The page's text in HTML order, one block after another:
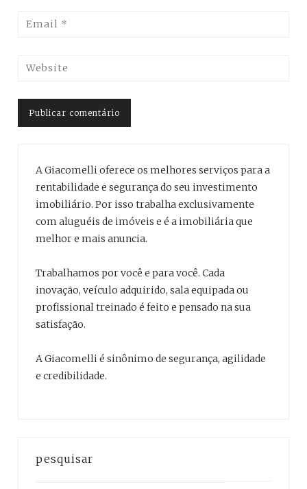
A Giacomelli oferece os melhores serviços para a
rentabilidade e segurança do seu investimento
imobiliário. Por isso trabalha exclusivamente
com aluguéis de imóveis e é a imobiliária que
melhor e mais anuncia.
Trabalhamos por você e para você. Cada
inovação, veículo adquirido, sala equipada ou
profissional treinado é feito e pensado na sua
satisfação.
A Giacomelli é sinônimo de segurança, agilidade
e credibilidade.
pesquisar